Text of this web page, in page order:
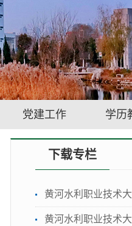
党建工作 学历
下载专栏
黄河水利职业技术
黄河水利职业技术